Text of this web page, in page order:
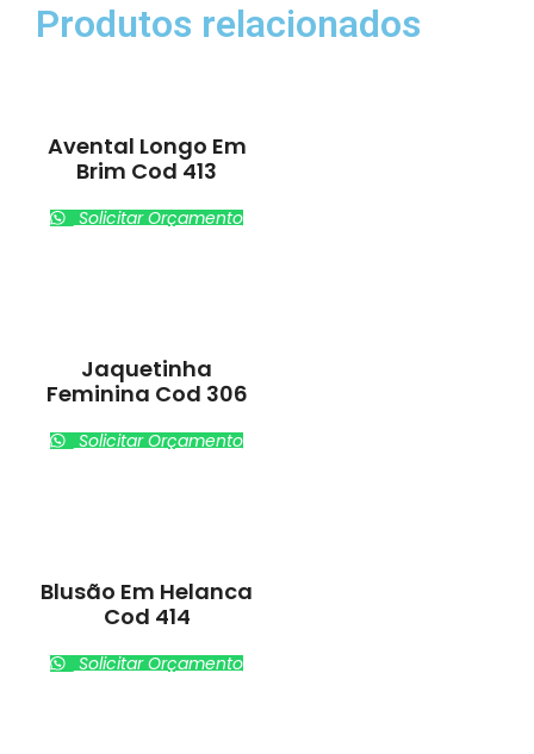
Produtos relacionados
Avental Longo Em
Brim Cod 413
Solicitar Orçamento
Jaquetinha
Feminina Cod 306
Solicitar Orçamento
Blusão Em Helanca
Cod 414
Solicitar Orçamento